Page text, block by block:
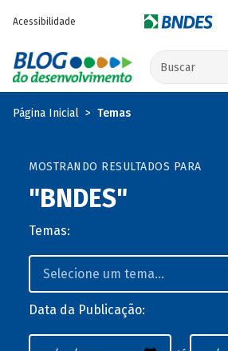
Acessibilidade
Buscar no site
Página Inicial Temas
MOSTRANDO RESULTADOS PARA
"BNDES"
Temas:
Data da Publicação: